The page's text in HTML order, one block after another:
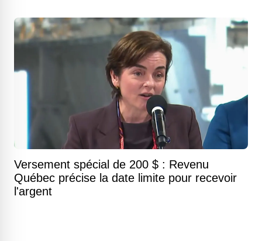
Versement spécial de 200 $ : Revenu
Québec précise la date limite pour recevoir
l'argent